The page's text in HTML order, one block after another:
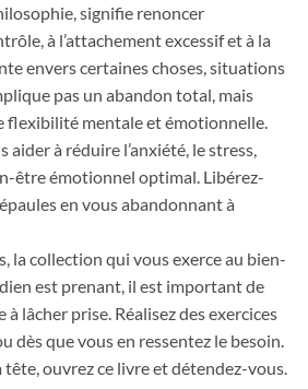
signifie renoncer
à l’attachement excessif et à la
envers certaines choses, situations
pas un abandon total, mais
flexibilité mentale et émotionnelle.
à réduire l’anxiété, le stress,
être émotionnel optimal. Libérez-
en vous abandonnant à
la collection qui vous exerce au bien-
est prenant, il est important de
lâcher prise. Réalisez des exercices
dès que vous en ressentez le besoin.
tête, ouvrez ce livre et détendez-vous.